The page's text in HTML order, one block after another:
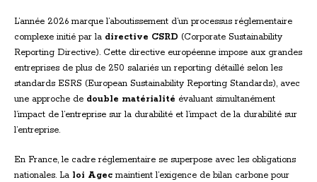
L’année 2026 marque l’aboutissement d’un processus réglementaire
complexe initié par la directive CSRD (Corporate Sustainability
Reporting Directive). Cette directive européenne impose aux grandes
entreprises de plus de 250 salariés un reporting détaillé selon les
standards ESRS (European Sustainability Reporting Standards), avec
une approche de double matérialité évaluant simultanément
l’impact de l’entreprise sur la durabilité et l’impact de la durabilité sur
l’entreprise.
En France, le cadre réglementaire se superpose avec les obligations
nationales. La loi Agec maintient l’exigence de bilan carbone pour